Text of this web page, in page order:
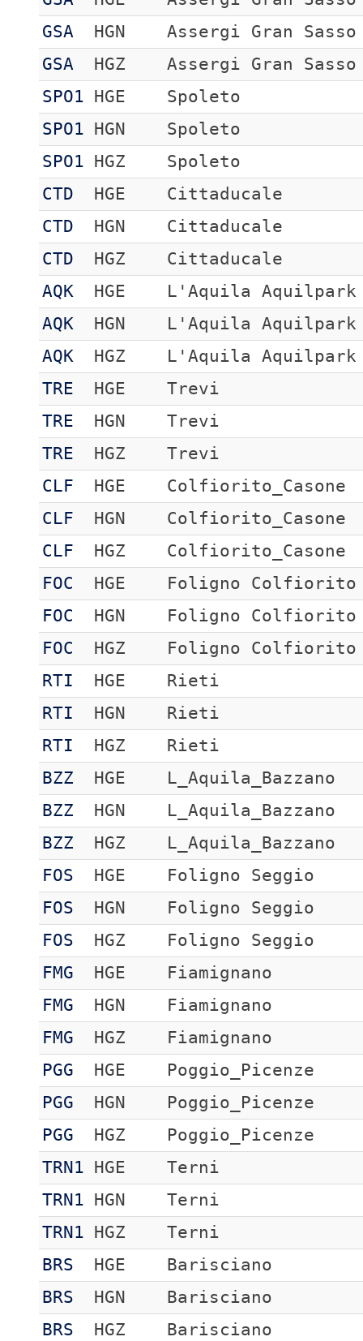
GSA
HGN
Assergi Gran
GSA
HGZ
Assergi Gran
SPO1
HGE
Spoleto
SPO1
HGN
Spoleto
SPO1
HGZ
Spoleto
CTD
HGE
Cittaducale
CTD
HGN
Cittaducale
CTD
HGZ
Cittaducale
AQK
HGE
L'Aquila Aquilpark
AQK
HGN
L'Aquila Aquilpark
AQK
HGZ
L'Aquila Aquilpark
TRE
HGE
Trevi
TRE
HGN
Trevi
TRE
HGZ
Trevi
CLF
HGE
Colfiorito_Casone
CLF
HGN
Colfiorito_Casone
CLF
HGZ
Colfiorito_Casone
FOC
HGE
Foligno Colfiorito
FOC
HGN
Foligno Colfiorito
FOC
HGZ
Foligno Colfiorito
RTI
HGE
Rieti
RTI
HGN
Rieti
RTI
HGZ
Rieti
BZZ
HGE
L_Aquila_Bazzano
BZZ
HGN
L_Aquila_Bazzano
BZZ
HGZ
L_Aquila_Bazzano
FOS
HGE
Foligno Seggio
FOS
HGN
Foligno Seggio
FOS
HGZ
Foligno Seggio
FMG
HGE
Fiamignano
FMG
HGN
Fiamignano
FMG
HGZ
Fiamignano
PGG
HGE
Poggio_Picenze
PGG
HGN
Poggio_Picenze
PGG
HGZ
Poggio_Picenze
TRN1
HGE
Terni
TRN1
HGN
Terni
TRN1
HGZ
Terni
BRS
HGE
Barisciano
BRS
HGN
Barisciano
BRS
HGZ
Barisciano